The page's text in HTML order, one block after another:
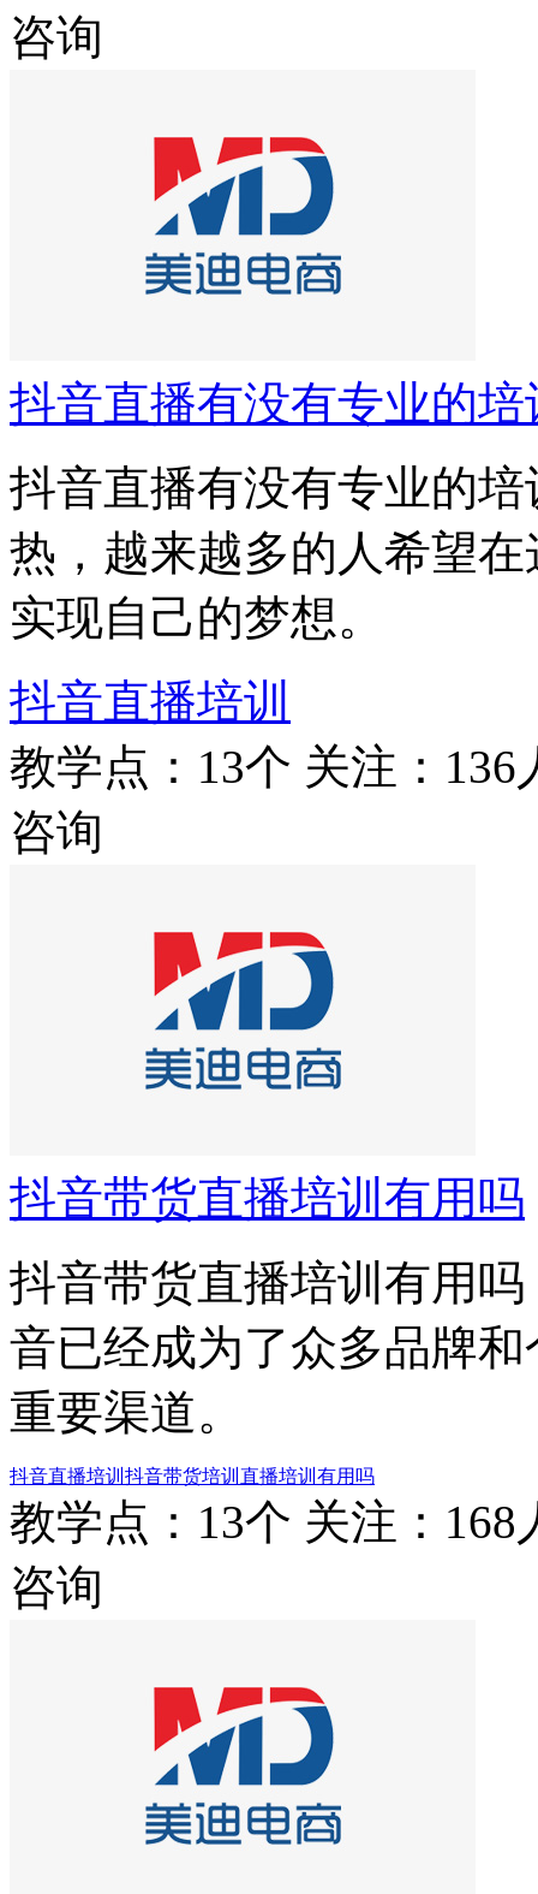
咨询
抖音直播有没有专业的
抖音直播有没有专业的
热，越来越多的人希望
实现自己的梦想。
抖音直播培训
教学点：13个 关注：136
咨询
抖音带货直播培训有用吗
抖音带货直播培训有用
音已经成为了众多品牌
重要渠道。
抖音直播培训 抖音带货培训 直播培训有用吗
教学点：13个 关注：168
咨询